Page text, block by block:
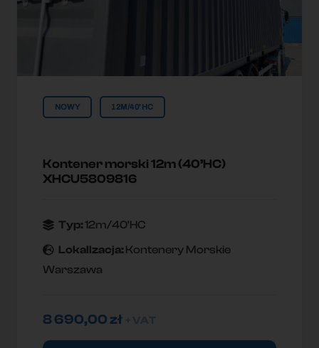
NOWY 12M/40'HC
Kontener morski 12m (40’HC)
XHCU5809816
Typ:12m/40'HC
Lokallzacja: Kontenery Morskie
Warszawa
8 690,00zł